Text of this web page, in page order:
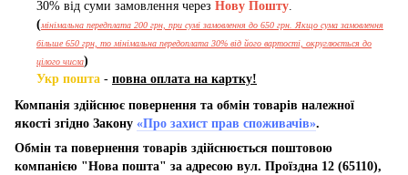
30% від суми замовлення через Нову Пошту.
(мінімальна передплата 200 грн, при сумі замовлення до 650 грн. Якщо сума замовлення
більше 650 грн, то мінімальна передоплата 30% від його вартості, округлюється до
цілого числа)
Укр пошта - повна оплата на картку!
Компанія здійснює повернення та обмін товарів належної
якості згідно Закону «Про захист прав споживачів».
Обмін та повернення товарів здійснюється поштовою
компанією "Нова пошта" за адресою вул. Проїздна 12 (65110),